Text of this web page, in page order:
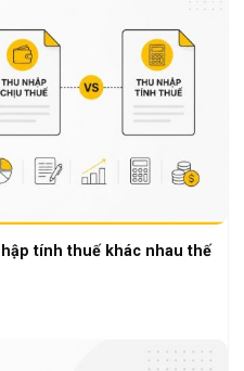
tính thuế khác nhau thế